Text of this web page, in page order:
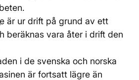
är ur drift på grund av ett
beräknas vara åter i drift den
i de svenska och norska
är fortsatt lägre än